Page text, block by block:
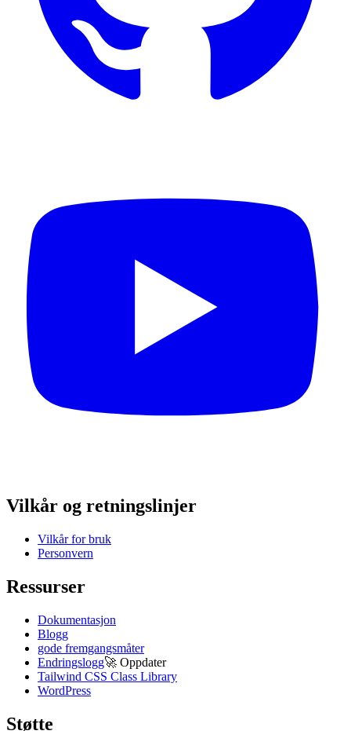
Vilkår og retningslinjer
Vilkår for bruk
Personvern
Ressurser
Dokumentasjon
Blogg
gode fremgangsmåter
Endringslogg🚀 Oppdater
Tailwind CSS Class Library
WordPress
Støtte